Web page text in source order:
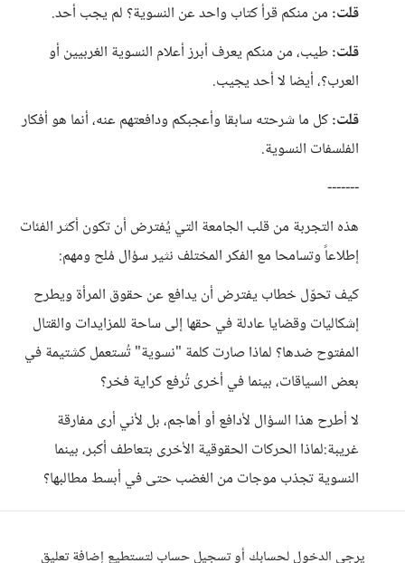
قلت: من منكم قرأ كتاب واحد عن النسوية؟ لم يجب أحد.
قلت:طيب، من منكم يعرف أبرز أعلام النسوية الغربيين أو
العرب؟، أيضا لا أحد يجيب.
قلت:كل ما شرحته سابقا وأعجبكم ودافعتهم عنه، أنما هو أفكار
الفلسفات النسوية.
-------
هذه التجربة من قلب الجامعة التي يُفترض أن تكون أكثر الفئات
إطلاعاً وتسامحا مع الفكر المختلف نثير سؤال مُلح ومهم:
كيف تحوّل خطاب يفترض أن يدافع عن حقوق المرأة ويطرح
إشكاليات وقضايا عادلة في حقها إلى ساحة للمزايدات والقتال
المفتوح ضدها؟ لماذا صارت كلمة "نسوية" تُستعمل كشتيمة في
بعض السياقات، بينما في أخرى تُرفع كراية فخر؟
لا أطرح هذا السؤال لأدافع أو أهاجم، بل لأني أرى مفارقة
غريبة:لماذا الحركات الحقوقية الأخرى بتعاطف أكبر، بينما
النسوية تجذب موجات من الغضب حتى في أبسط مطالبها؟
يرجى الدخول لحسابك أو تسجيل حساب لتستطيع إضافة تعليق